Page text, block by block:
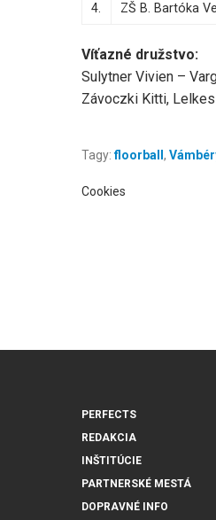
4. ZŠ B. Bartóka
Víťazné družstvo:
Sulytner Vivien –
Závoczki Kitti,
Tagy:floorball ,
Cookies
PERFECTS
REDAKCIA
INŠTITÚCIE
PARTNERSKÉ MESTÁ
DOPRAVNÉ INFO